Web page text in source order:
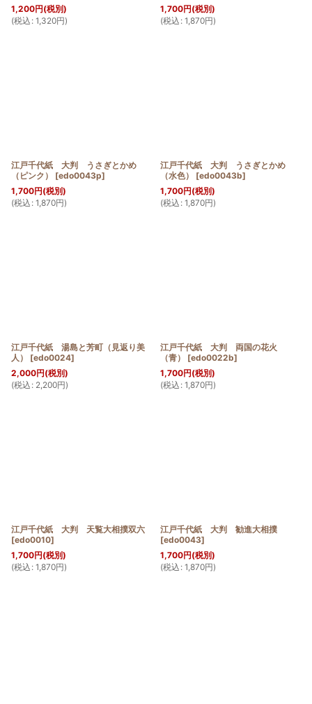
1,200円(税別)
(税込 : 1,320円)
1,700円(税別)
(税込 : 1,870円)
江戸千代紙 大判 うさぎとかめ
（ピンク）
[edo0043p]
1,700円(税別)
(税込 : 1,870円)
江戸千代紙 大判 うさぎとかめ
（水色）
[edo0043b]
1,700円(税別)
(税込 : 1,870円)
江戸千代紙 湯島と芳町（見返り美
人）
[edo0024]
2,000円(税別)
(税込 : 2,200円)
江戸千代紙 大判 両国の花火
（青）
[edo0022b]
1,700円(税別)
(税込 : 1,870円)
江戸千代紙 大判 天覧大相撲双六
[edo0010]
1,700円(税別)
(税込 : 1,870円)
江戸千代紙 大判 勧進大相撲
[edo0043]
1,700円(税別)
(税込 : 1,870円)